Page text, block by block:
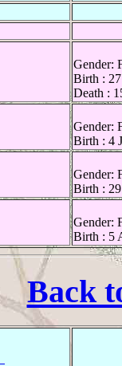
Gender:
Birth :
Death :
Gender:
Birth : 4
Gender:
Birth :
Gender:
Birth : 5
Back